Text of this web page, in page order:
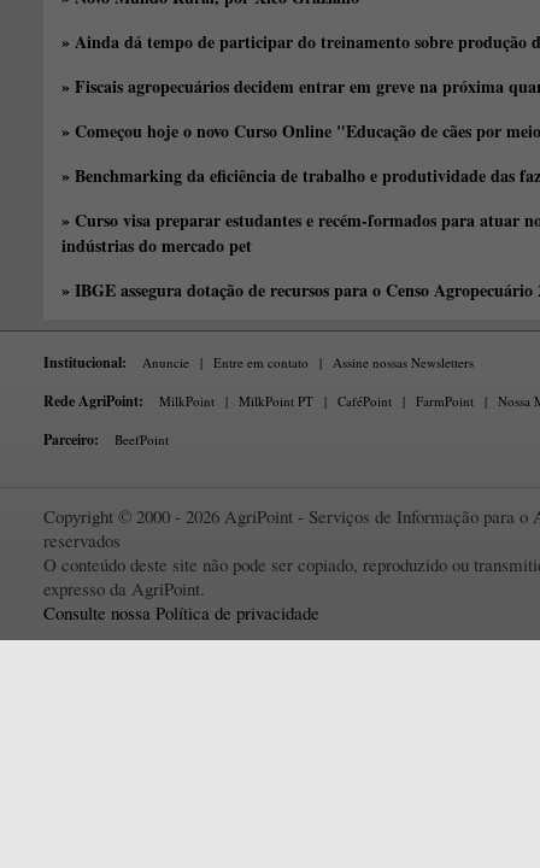
» Ainda dá tempo de participar do treinamento sobre produção
» Fiscais agropecuários decidem entrar em greve na próxima
» Começou hoje o novo Curso Online "Educação de cães por
» Benchmarking da eficiência de trabalho e produtividade das
» Curso visa preparar estudantes e recém-formados para atuar
indústrias do mercado pet
» IBGE assegura dotação de recursos para o Censo Agropecuário
Institucional: Anuncie | Entre em contato | Assine nossas Newsletters
Rede AgriPoint: MilkPoint | MilkPoint PT | CaféPoint | FarmPoint | Nossa
Parceiro: BeefPoint
Copyright © 2000 - 2026 AgriPoint - Serviços de Informação para o
reservados
O conteúdo deste site não pode ser copiado, reproduzido ou
expresso da AgriPoint.
Consulte nossa Política de privacidade